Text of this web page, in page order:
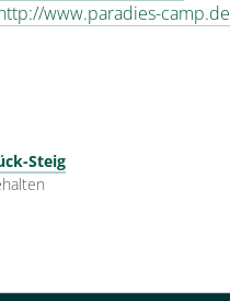
www.paradies-camp.de
Steig